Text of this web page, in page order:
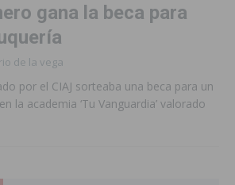
gana la beca para
de la vega
por el CIAJ sorteaba una beca para un
la academia ‘Tu Vanguardia’ valorado